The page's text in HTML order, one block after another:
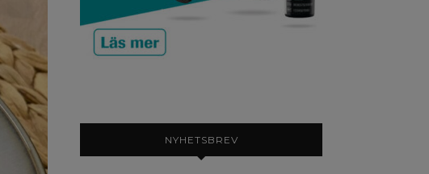
NYHETSBREV